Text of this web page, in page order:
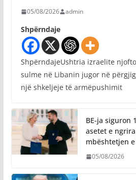
05/08/2026 admin
Shpërndaje
ShpërndajeUshtria izraelite
sulme në Libanin jugor në
një shkeljeje të armëpushimit
BE-ja siguron
asetet e
mbështetjen
05/08/2026